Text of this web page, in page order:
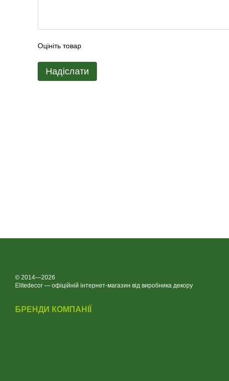
Оцініть товар
Надіслати
© 2014—2026
Elitedecor — офіційній інтернет-магазин від виробника декору
БРЕНДИ КОМПАНІЇ